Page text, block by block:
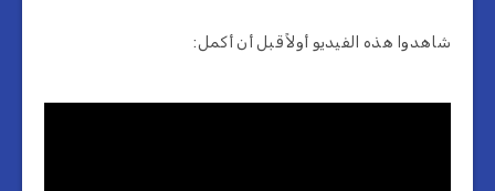
شاهدوا هذه الفيديو أولاً قبل أن أكمل: